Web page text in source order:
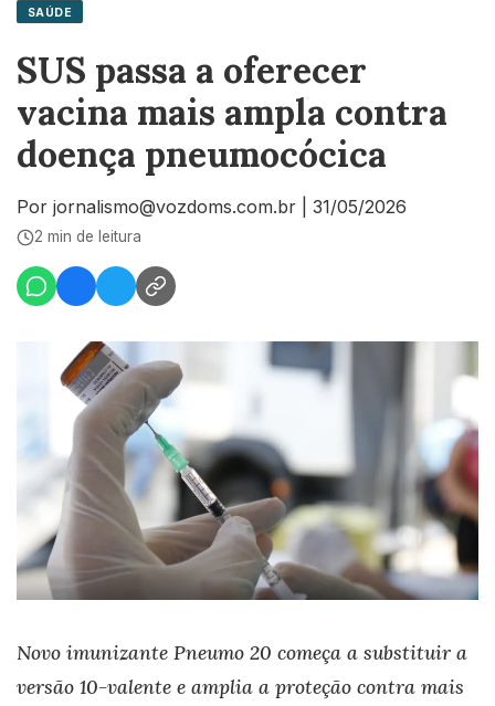
SAÚDE
SUS passa a oferecer
vacina mais ampla contra
doença pneumocócica
Por jornalismo@vozdoms.com.br 31/05/2026
2 min de leitura
Novo imunizante Pneumo 20 começa a substituir a
versão 10-valente e amplia a proteção contra mais